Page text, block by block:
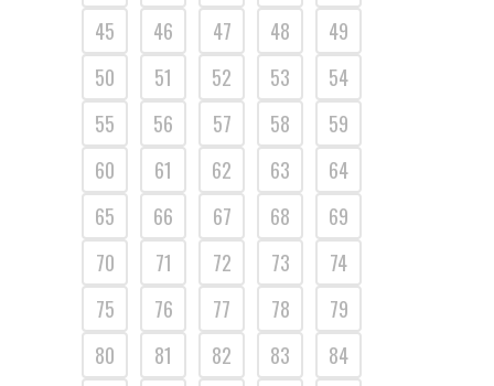
45
46 47 48
49
50
51 52 53
54
55
56 57 58
59
60
61 62 63
64
65
66 67 68
69
70
71 72 73
74
75
76 77 78
79
80
81 82 83
84